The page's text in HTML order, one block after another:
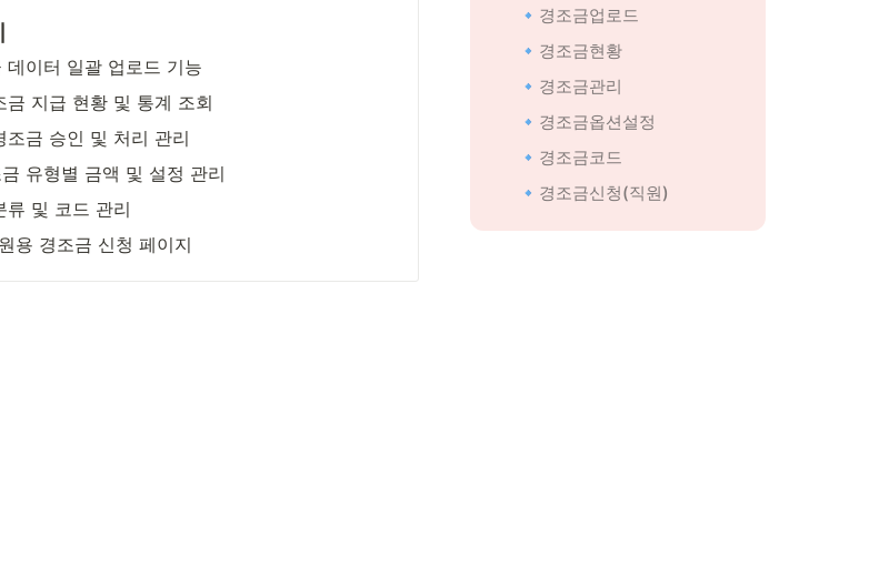
데이터 일괄 업로드 기능
금 지급 현황 및 통계 조회
조금 승인 및 처리 관리
유형별 금액 및 설정 관리
류 및 코드 관리
용 경조금 신청 페이지
🔹경조금업로드
🔹경조금현황
🔹경조금관리
🔹경조금옵션설정
🔹경조금코드
🔹경조금신청(직원)